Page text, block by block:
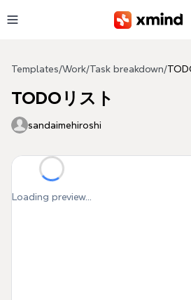
Templates/Work/Task breakdown/
TODOリスト
sandaimehiroshi
Loading preview...